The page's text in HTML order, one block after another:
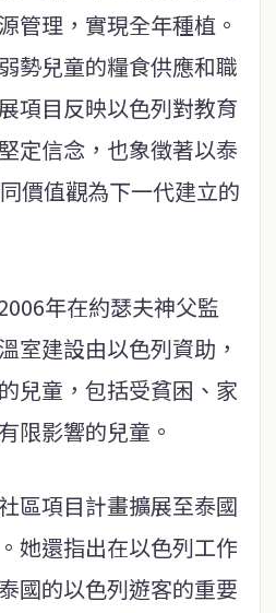
管理，實現全年種植。
勢兒童的糧食供應和職
項目反映以色列對教育
定信念，也象徵著以泰
價值觀為下一代建立的
年在約瑟夫神父監
室建設由以色列資助，
兒童，包括受貧困、家
限影響的兒童。
區項目計畫擴展至泰國
她還指出在以色列工作
國的以色列遊客的重要